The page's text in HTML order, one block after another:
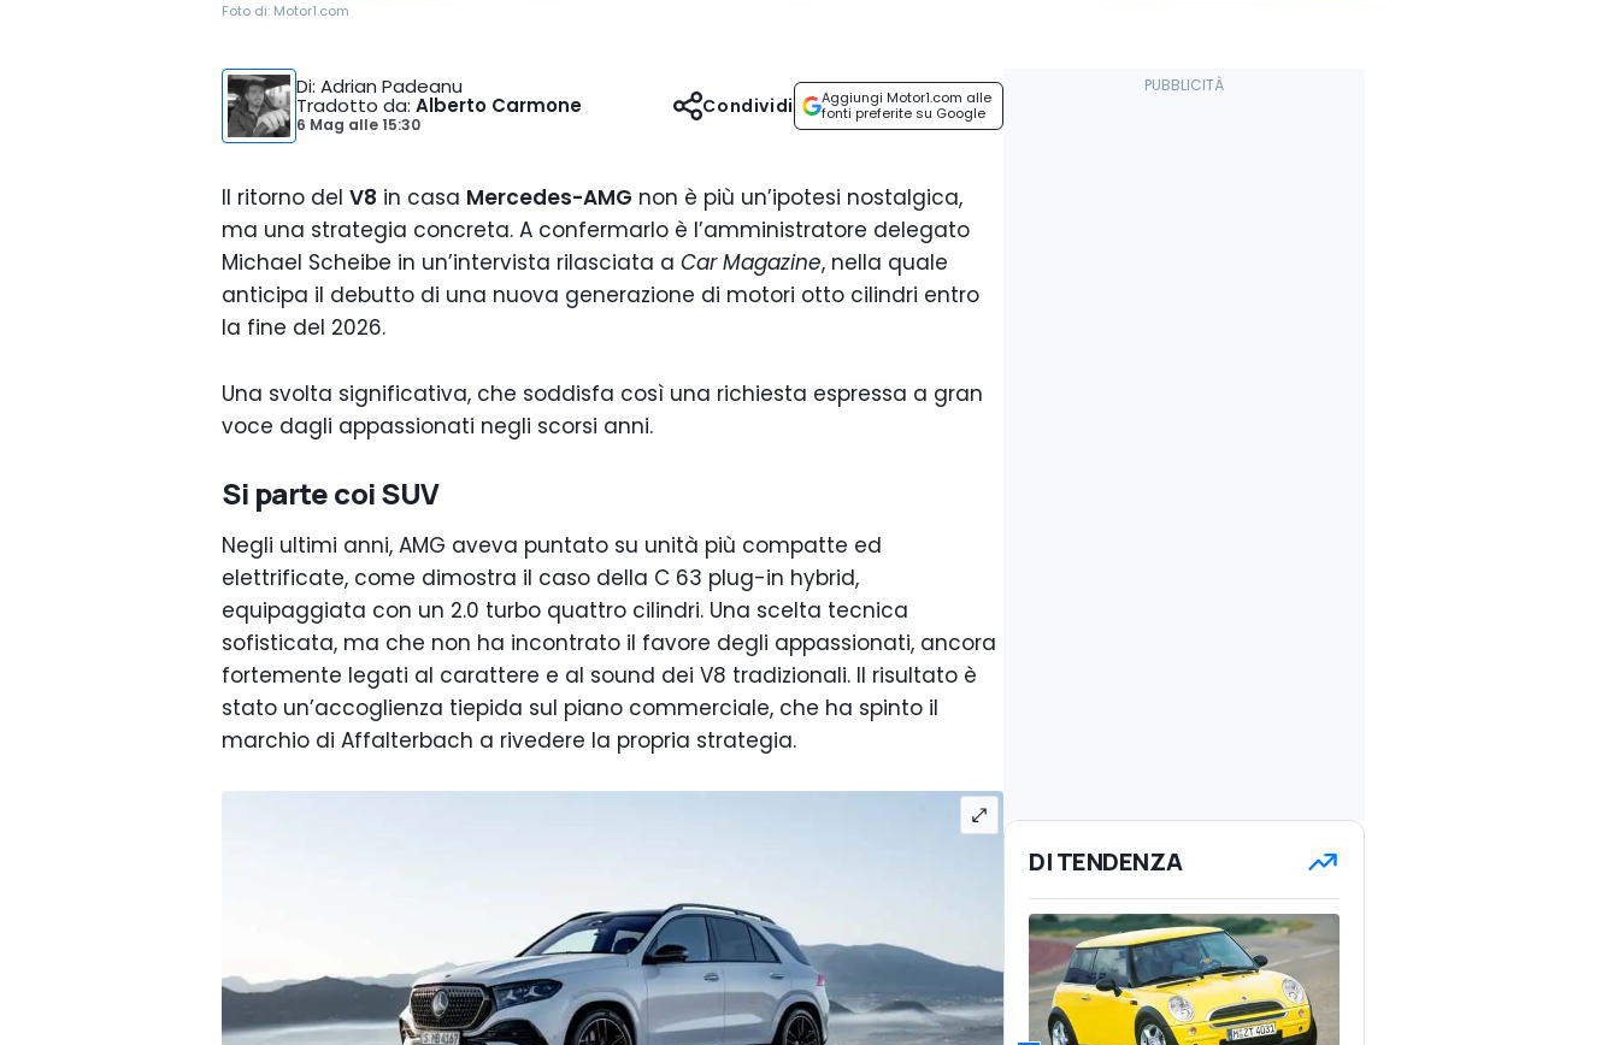
Foto di: Motor1.com
Di: Adrian Padeanu
Tradotto da: Alberto Carmone
6 Mag alle15:30
Aggiungi Motor1.com alle
fonti preferite su Google
Condividi
Il ritorno del V8 in casa Mercedes-AMG non è più un’ipotesi nostalgica,
ma una strategia concreta. A confermarlo è l’amministratore delegato
Michael Scheibe in un’intervista rilasciata a Car Magazine, nella quale
anticipa il debutto di una nuova generazione di motori otto cilindri entro
la fine del 2026.
Una svolta significativa, che soddisfa così una richiesta espressa a gran
voce dagli appassionati negli scorsi anni.
Si parte coi SUV
Negli ultimi anni, AMG aveva puntato su unità più compatte ed
elettrificate, come dimostra il caso della C 63 plug-in hybrid,
equipaggiata con un 2.0 turbo quattro cilindri. Una scelta tecnica
sofisticata, ma che non ha incontrato il favore degli appassionati, ancora
fortemente legati al carattere e al sound dei V8 tradizionali. Il risultato è
stato un’accoglienza tiepida sul piano commerciale, che ha spinto il
marchio di Affalterbach a rivedere la propria strategia.
DI TENDENZA